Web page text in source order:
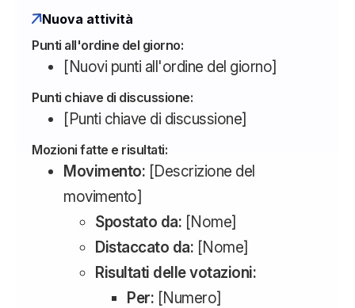
Nuova attività
Punti all'ordine del giorno:
[Nuovi punti all'ordine del giorno]
Punti chiave di discussione:
[Punti chiave di discussione]
Mozioni fatte e risultati:
Movimento: [Descrizione del
movimento]
Spostato da: [Nome]
Distaccato da: [Nome]
Risultati delle votazioni:
Per: [Numero]